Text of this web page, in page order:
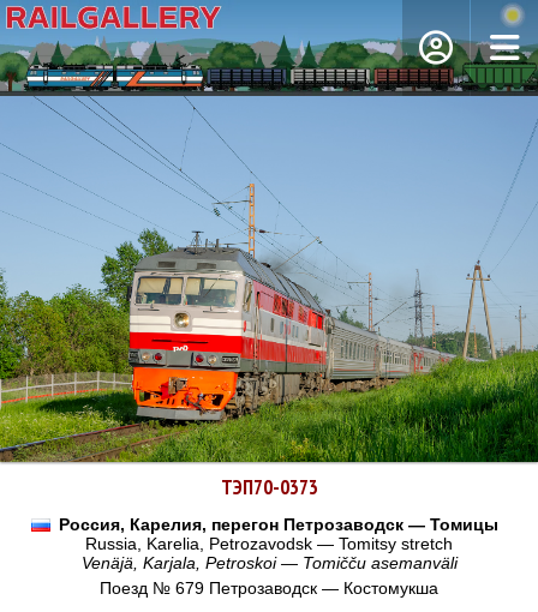
ТЭП70-0373
Россия, Карелия, перегон Петрозаводск — Томицы
Russia, Karelia, Petrozavodsk — Tomitsy stretch
Venäjä, Karjala, Petroskoi — Tomičču asemanväli
Поезд № 679 Петрозаводск — Костомукша